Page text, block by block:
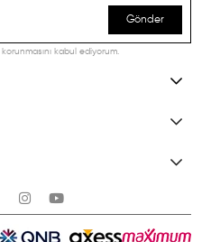
Gönder
korunmasını kabul ediyorum.